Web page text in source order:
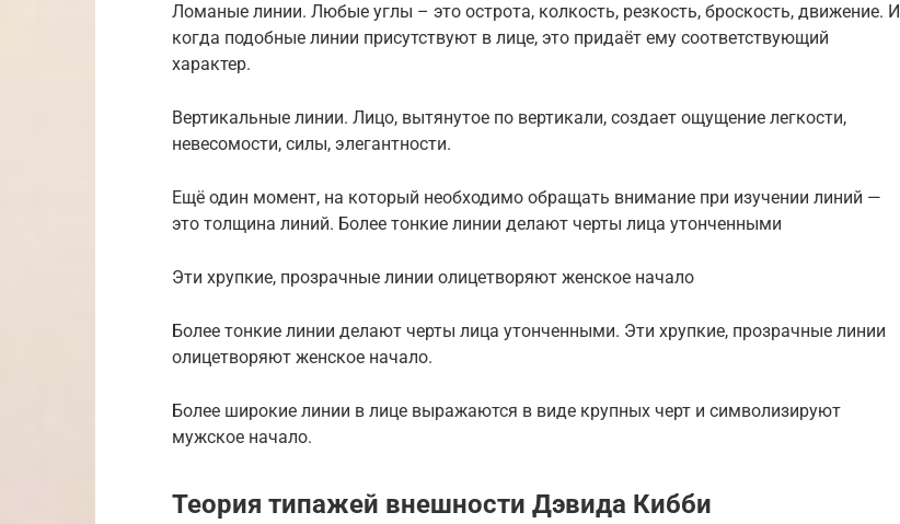
Ломаные линии. Любые углы – это острота, колкость, резкость, броскость, движение. И
когда подобные линии присутствуют в лице, это придаёт ему соответствующий
характер.
Вертикальные линии. Лицо, вытянутое по вертикали, создает ощущение легкости,
невесомости, силы, элегантности.
Ещё один момент, на который необходимо обращать внимание при изучении линий —
это толщина линий. Более тонкие линии делают черты лица утонченными
Эти хрупкие, прозрачные линии олицетворяют женское начало
Более тонкие линии делают черты лица утонченными. Эти хрупкие, прозрачные линии
олицетворяют женское начало.
Более широкие линии в лице выражаются в виде крупных черт и символизируют
мужское начало.
Теория типажей внешности Дэвида Кибби